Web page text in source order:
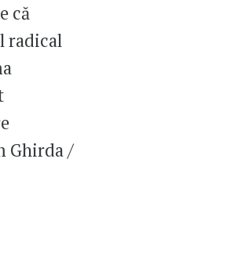
că
radical
Ghirda /